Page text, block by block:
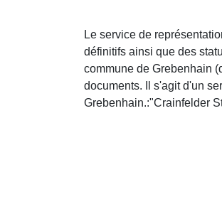
Le service de
définitifs ainsi que des
commune de Grebenhain
documents. Il s'agit d'un
Grebenhain.:"Crainfelder